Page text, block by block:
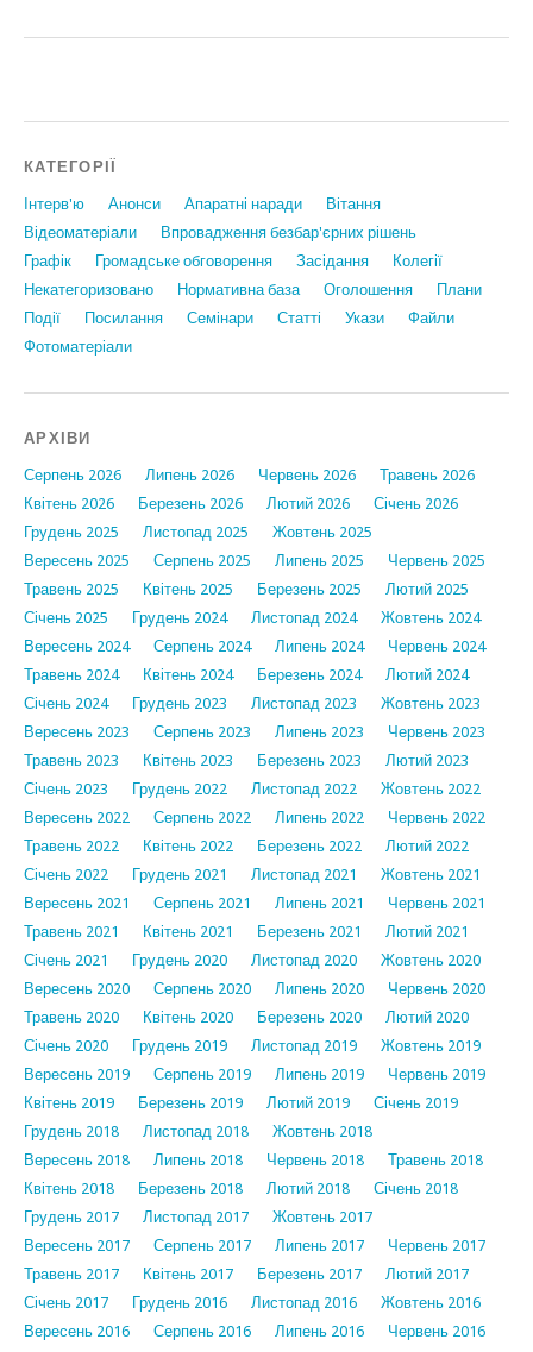
КАТЕГОРІЇ
Інтерв'ю Анонси Апаратні наради
Вiтання
Відеоматеріали
Впровадження безбар'єрних рішень
Графiк
Громадське обговорення Засідання
Колегії
Некатегоризовано
Нормативна база Оголошення
Плани
Події
Посилання Семінари Статтi Укази
Файли
Фотоматеріали
АРХІВИ
Серпень 2026 Липень 2026 Червень 2026
Травень 2026
Квітень 2026
Березень 2026 Лютий 2026
Січень 2026
Грудень 2025
Листопад 2025
Жовтень 2025
Вересень 2025
Серпень 2025 Липень 2025
Червень 2025
Травень 2025
Квітень 2025 Березень 2025
Лютий 2025
Січень 2025
Грудень 2024 Листопад 2024
Жовтень 2024
Вересень 2024
Серпень 2024 Липень 2024
Червень 2024
Травень 2024
Квітень 2024 Березень 2024
Лютий 2024
Січень 2024
Грудень 2023 Листопад 2023
Жовтень 2023
Вересень 2023
Серпень 2023 Липень 2023
Червень 2023
Травень 2023
Квітень 2023 Березень 2023
Лютий 2023
Січень 2023
Грудень 2022 Листопад 2022
Жовтень 2022
Вересень 2022
Серпень 2022 Липень 2022
Червень 2022
Травень 2022
Квітень 2022 Березень 2022
Лютий 2022
Січень 2022
Грудень 2021 Листопад 2021
Жовтень 2021
Вересень 2021
Серпень 2021 Липень 2021
Червень 2021
Травень 2021
Квітень 2021 Березень 2021
Лютий 2021
Січень 2021
Грудень 2020 Листопад 2020
Жовтень 2020
Вересень 2020
Серпень 2020 Липень 2020
Червень 2020
Травень 2020
Квітень 2020 Березень 2020
Лютий 2020
Січень 2020
Грудень 2019 Листопад 2019
Жовтень 2019
Вересень 2019
Серпень 2019 Липень 2019
Червень 2019
Квітень 2019
Березень 2019 Лютий 2019
Січень 2019
Грудень 2018
Листопад 2018
Жовтень 2018
Вересень 2018
Липень 2018 Червень 2018
Травень 2018
Квітень 2018
Березень 2018 Лютий 2018
Січень 2018
Грудень 2017
Листопад 2017
Жовтень 2017
Вересень 2017
Серпень 2017 Липень 2017
Червень 2017
Травень 2017
Квітень 2017 Березень 2017
Лютий 2017
Січень 2017
Грудень 2016 Листопад 2016
Жовтень 2016
Вересень 2016
Серпень 2016 Липень 2016
Червень 2016